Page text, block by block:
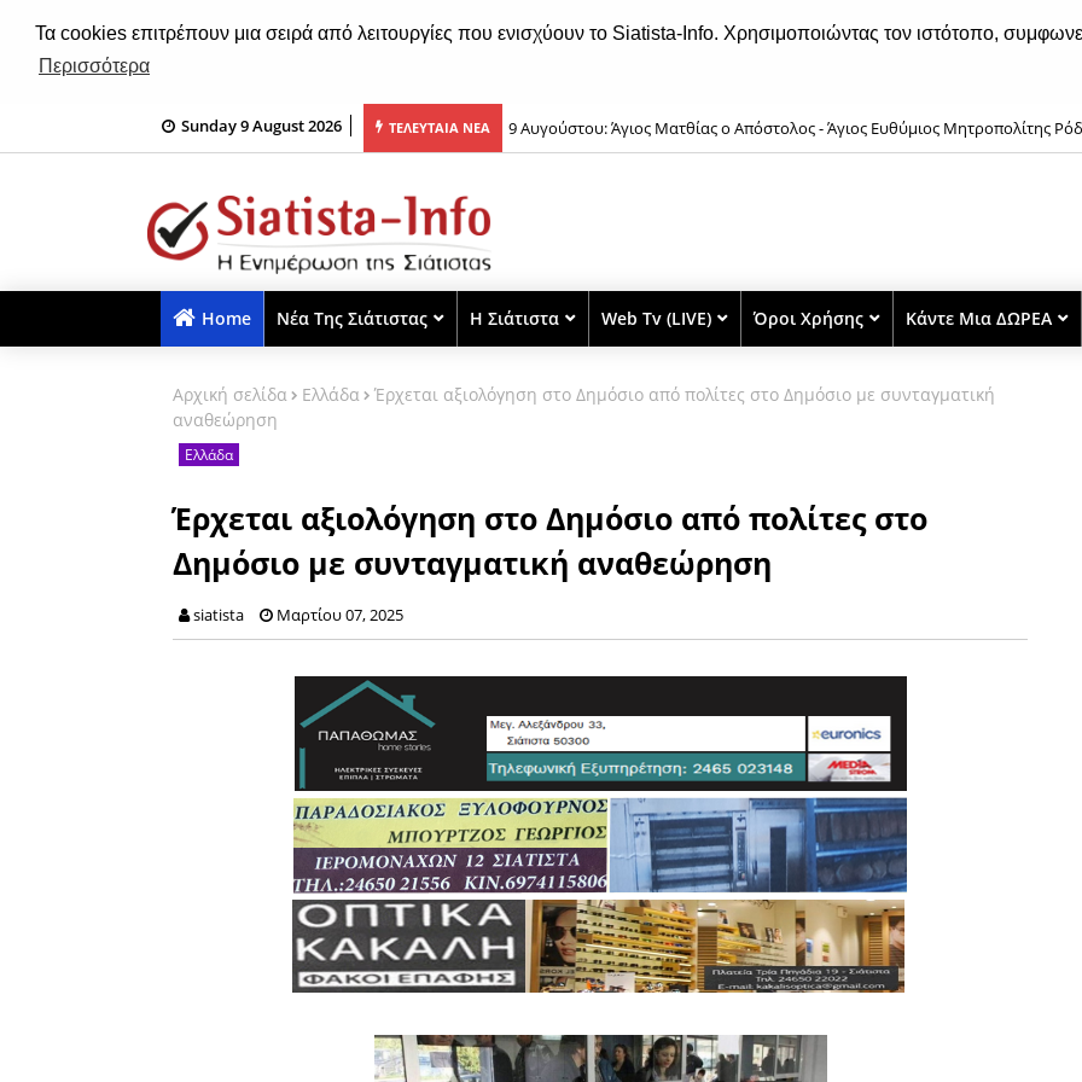
Τα cookies επιτρέπουν μια σειρά από λειτουργίες που ενισχύουν το Siatista-Info. Χρησιμοποιώντας τον ιστότοπο,
Περισσότερα
Sunday 9 August 2026 ΤΕΛΕΥΤΑΙΑ ΝΕΑ
e-ΕΦΚΑ, ΔΥΠΑ για την περίοδο 10 έως 14 Αυγούστου 9 Αυγούστου: Άγιος Ματθίας ο Απόστολος - Άγιος Ευθύμιος Μητροπολίτης
Home Νέα Της Σιάτιστας Η Σιάτιστα Web Tv (LIVE) Όροι Χρήσης Κάντε Μια ΔΩΡΕΑ
Αρχική σελίδα Ελλάδα
Έρχεται αξιολόγηση στο Δημόσιο από πολίτες στο Δημόσιο με συνταγματική
αναθεώρηση
Ελλάδα
Έρχεται αξιολόγηση στο Δημόσιο από πολίτες στο
Δημόσιο με συνταγματική αναθεώρηση
siatista Μαρτίου 07, 2025